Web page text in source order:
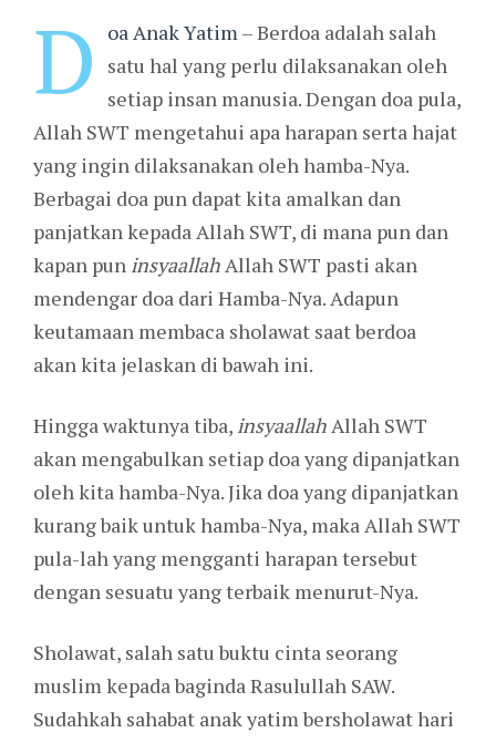
D oa Anak Yatim– Berdoa adalah salah
satu hal yang perlu dilaksanakan oleh
setiap insan manusia. Dengan doa pula,
Allah SWT mengetahui apa harapan serta hajat
yang ingin dilaksanakan oleh hamba-Nya.
Berbagai doa pun dapat kita amalkan dan
panjatkan kepada Allah SWT, di mana pun dan
kapan pun insyaallahAllah SWT pasti akan
mendengar doa dari Hamba-Nya. Adapun
keutamaan membaca sholawat saat berdoa
akan kita jelaskan di bawah ini.
Hingga waktunya tiba, insyaallahAllah SWT
akan mengabulkan setiap doa yang dipanjatkan
oleh kita hamba-Nya. Jika doa yang dipanjatkan
kurang baik untuk hamba-Nya, maka Allah SWT
pula-lah yang mengganti harapan tersebut
dengan sesuatu yang terbaik menurut-Nya.
Sholawat, salah satu buktu cinta seorang
muslim kepada baginda Rasulullah SAW.
Sudahkah sahabat anak yatim bersholawat hari